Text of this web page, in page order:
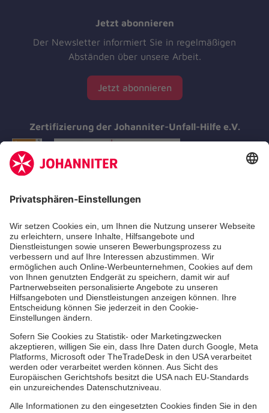
Jetzt abonnieren
Der Newsletter informiert Sie in regelmäßigen
Abständen über unsere Arbeit.
Jetzt abonnieren
Zertifizierung der Johanniter-Unfall-Hilfe e.V.
Aus- & Fortbildung
Erste-Hilfe-Kurse
Jobs & Ehrenamt
Freiwilligendienst
Spendenprojekte
Johanniter-Jugend
Einrichtungen